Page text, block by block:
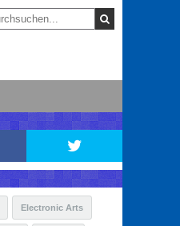
Electronic Arts